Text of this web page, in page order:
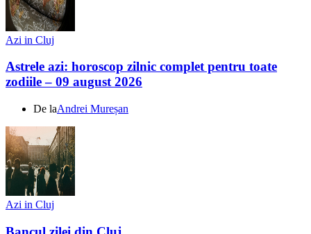
Azi in Cluj
Astrele azi: horoscop zilnic complet pentru toate
zodiile – 09 august 2026
De laAndrei Mureșan
Azi in Cluj